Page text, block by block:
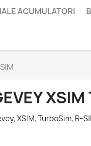
ACUMULATORI
XSIM, TurboSim, R-